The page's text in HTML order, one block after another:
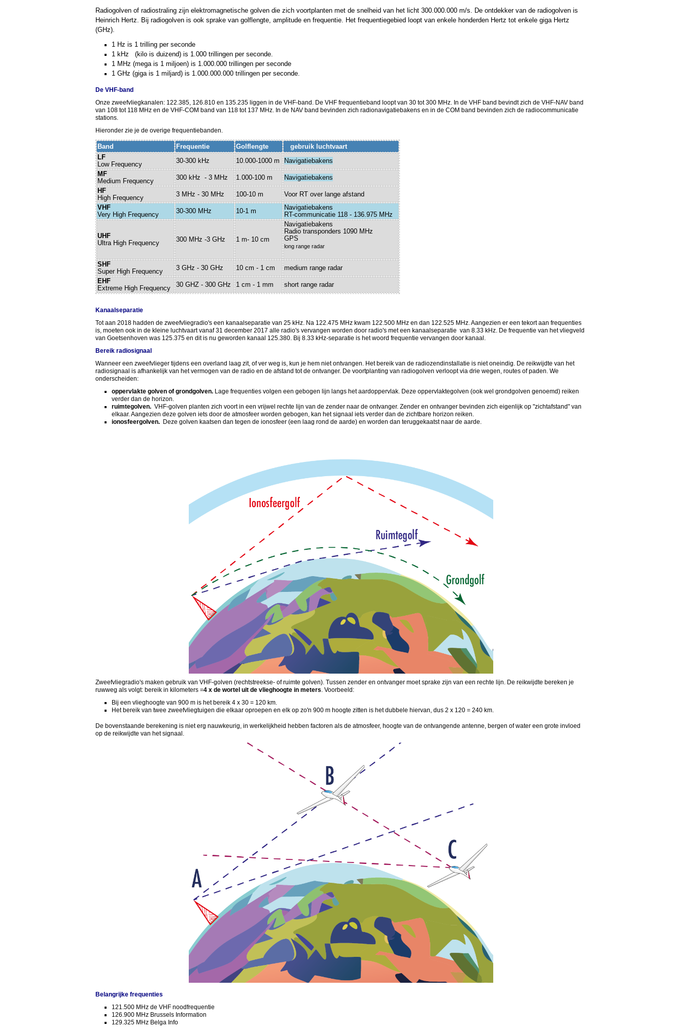
Radiogolven of radiostraling zijn elektromagnetische golven die zich voortplanten met de snelheid van het licht 300.000.000 m/s. De ontdekker van de radiogolven is
Heinrich Hertz. Bij radiogolven is ook sprake van golflengte, amplitude en frequentie. Het frequentiegebied loopt van enkele honderden Hertz tot enkele giga Hertz
(GHz).
1 Hz is 1 trilling per seconde
1 kHz (kilo is duizend) is 1.000 trillingen per seconde.
1 MHz (mega is 1 miljoen) is 1.000.000 trillingen per seconde
1 GHz (giga is 1 miljard) is 1.000.000.000 trillingen per seconde.
De VHF-band
Onze zweefvliegkanalen: 122.385, 126.810 en 135.235 liggen in de VHF-band. De VHF frequentieband loopt van 30 tot 300 MHz. In de VHF band bevindt zich de VHF-NAV band
van 108 tot 118 MHz en de VHF-COM band van 118 tot 137 MHz. In de NAV band bevinden zich radionavigatiebakens en in de COM band bevinden zich de radiocommunicatie
stations.
Hieronder zie je de overige frequentiebanden.
Band Frequentie Golflengte
gebruik luchtvaart
LF
Low Frequency
30-300 kHz 10.000-1000 m
Navigatiebakens
MF
Medium Frequency
300 kHz - 3 MHz 1.000-100 m
Navigatiebakens
HF
High Frequency
3 MHz - 30 MHz 100-10 m
Voor RT over lange afstand
VHF
Very High Frequency
30-300 MHz 10-1 m
Navigatiebakens
RT-communicatie 118 - 136.975 MHz
UHF
Ultra High Frequency
300 MHz -3 GHz 1 m- 10 cm
Navigatiebakens
Radio transponders 1090 MHz
GPS
long range radar
SHF
Super High Frequency
3 GHz - 30 GHz 10 cm - 1 cm
medium range radar
EHF
Extreme High Frequency
30 GHZ - 300 GHz 1 cm - 1 mm short range radar
Kanaalseparatie
Tot aan 2018 hadden de zweefvliegradio's een kanaalseparatie van 25 kHz. Na 122.475 MHz kwam 122.500 MHz en dan 122.525 MHz. Aangezien er een tekort aan frequenties
is, moeten ook in de kleine luchtvaart vanaf 31 december 2017 alle radio's vervangen worden door radio's met een kanaalseparatie van 8.33 kHz. De frequentie van het vliegveld
van Goetsenhoven was 125.375 en dit is nu geworden kanaal 125.380. Bij 8.33 kHz-separatie is het woord frequentie vervangen door kanaal.
Bereik radiosignaal
Wanneer een zweefvlieger tijdens een overland laag zit, of ver weg is, kun je hem niet ontvangen. Het bereik van de radiozendinstallatie is niet oneindig. De reikwijdte van het
radiosignaal is afhankelijk van het vermogen van de radio en de afstand tot de ontvanger. De voortplanting van radiogolven verloopt via drie wegen, routes of paden. We
onderscheiden:
oppervlakte golven of grondgolven. Lage frequenties volgen een gebogen lijn langs het aardoppervlak. Deze oppervlaktegolven (ook wel grondgolven genoemd) reiken
verder dan de horizon.
ruimtegolven. VHF-golven planten zich voort in een vrijwel rechte lijn van de zender naar de ontvanger. Zender en ontvanger bevinden zich eigenlijk op "zichtafstand" van
elkaar. Aangezien deze golven iets door de atmosfeer worden gebogen, kan het signaal iets verder dan de zichtbare horizon reiken.
ionosfeergolven. Deze golven kaatsen dan tegen de ionosfeer (een laag rond de aarde) en worden dan teruggekaatst naar de aarde.
Zweefvliegradio's maken gebruik van VHF-golven (rechtstreekse- of ruimte golven). Tussen zender en ontvanger moet sprake zijn van een rechte lijn. De reikwijdte bereken je
ruwweg als volgt: bereik in kilometers =4 x de wortel uit de vlieghoogte in meters. Voorbeeld:
Bij een vlieghoogte van 900 m is het bereik 4 x 30 = 120 km.
Het bereik van twee zweefvliegtuigen die elkaar oproepen en elk op zo'n 900 m hoogte zitten is het dubbele hiervan, dus 2 x 120 = 240 km.
De bovenstaande berekening is niet erg nauwkeurig, in werkelijkheid hebben factoren als de atmosfeer, hoogte van de ontvangende antenne, bergen of water een grote invloed
op de reikwijdte van het signaal.
Belangrijke frequenties
121.500 MHz de VHF noodfrequentie
126.900 MHz Brussels Information
129.325 MHz Belga Info